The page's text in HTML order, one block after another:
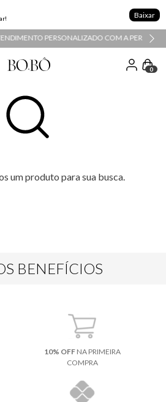
Baixar
COM A PERSONAL SHOPPER
0
um produto para sua busca.
BENEFÍCIOS
10% OFFNA PRIMEIRA
COMPRA